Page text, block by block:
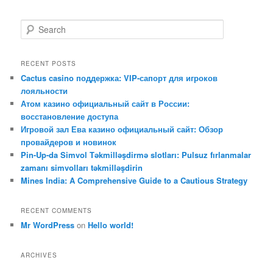
e
r
h
RECENT POSTS
Cactus casino поддержка: VIP-сапорт для игроков
лояльности
Атом казино официальный сайт в России:
восстановление доступа
Игровой зал Ева казино официальный сайт: Обзор
провайдеров и новинок
Pin-Up-da Simvol Təkmilləşdirmə slotları: Pulsuz fırlanmalar
zamanı simvolları təkmilləşdirin
Mines India: A Comprehensive Guide to a Cautious Strategy
RECENT COMMENTS
Mr WordPress onHello world!
ARCHIVES